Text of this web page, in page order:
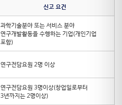
신고 요건
과학기술분야 또는 서비스 분야
연구개발활동을 수행하는 기업(개인기업
포함)
연구전담요원 2명 이상
연구전담요원 3명이상(창업일로부터
3년까지는 2명이상)